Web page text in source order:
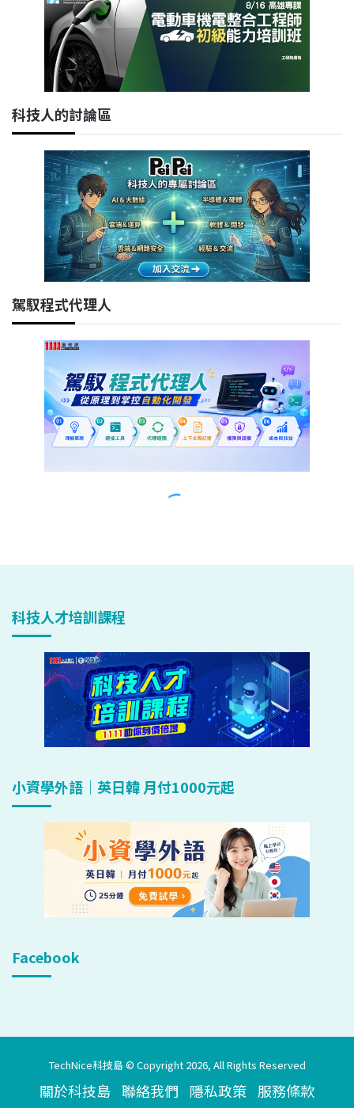
科技人才培訓課程
小資學外語｜英日韓 月付1000元起
Facebook
TechNice科技島 © Copyright 2026, All Rights Reserved
關於科技島 聯絡我們 隱私政策 服務條款